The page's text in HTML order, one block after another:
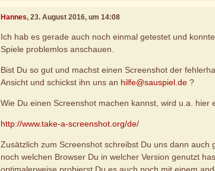
Hannes, 23. August 2016, um 14:08
Ich hab es gerade auch noch einmal getestet und
Spiele problemlos anschauen.
Bist Du so gut und machst einen Screenshot der
Ansicht und schickst ihn uns an hilfe@sauspiel.de ?
Wie Du einen Screenshot machen kannst, wird u.a. hier
http://www.take-a-screenshot.org/de/
Zusätzlich zum Screenshot schreibst Du uns dann auch
noch welchen Browser Du in welcher Version genutzt
optimalerweise probierst Du es auch noch mit einem